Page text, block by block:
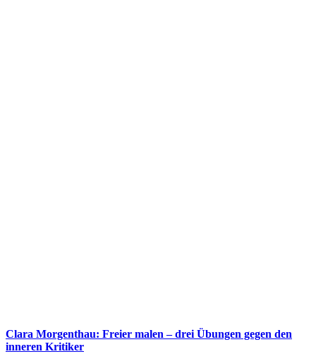
Clara Morgenthau: Freier malen – drei Übungen gegen den
inneren Kritiker